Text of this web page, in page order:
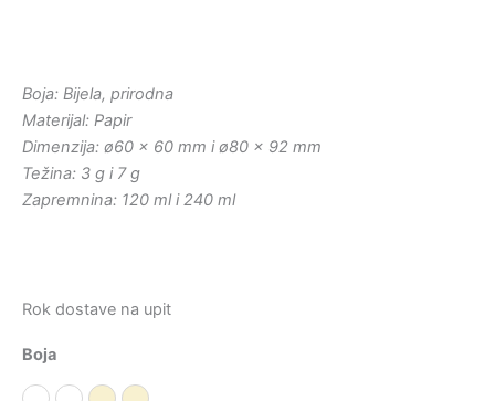
Boja: Bijela, prirodna
Materijal: Papir
Dimenzija: ø60 × 60 mm i ø80 × 92 mm
Težina: 3 g i 7 g
Zapremnina: 120 ml i 240 ml
Rok dostave na upit
Boja